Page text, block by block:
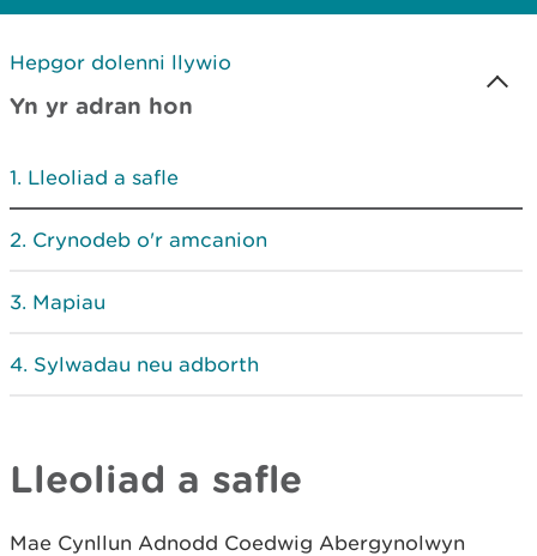
Hepgor dolenni llywio
Yn yr adran hon
Lleoliad a safle
Crynodeb o'r amcanion
Mapiau
Sylwadau neu adborth
Lleoliad a safle
Mae Cynllun Adnodd Coedwig Abergynolwyn